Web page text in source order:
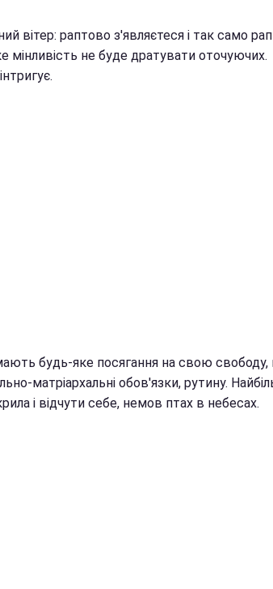
вітер: раптово з'являєтеся і так само
мінливість не буде дратувати оточуючих.
будь-яке посягання на свою свободу,
матріархальні обов'язки, рутину.
і відчути себе, немов птах в небесах.